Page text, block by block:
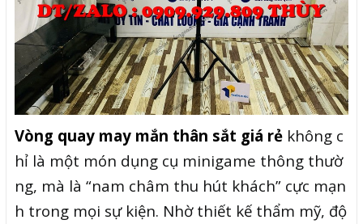
Vòng quay may mắn thân sắt giá rẻ không c
hỉ là một món dụng cụ minigame thông thườ
ng, mà là “nam châm thu hút khách” cực mạn
h trong mọi sự kiện. Nhờ thiết kế thẩm mỹ, độ